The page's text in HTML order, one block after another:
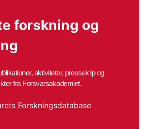
forskning og
aktiviteter, presseklip og
fra Forsvarsakademiet.
Forskningsdatabase